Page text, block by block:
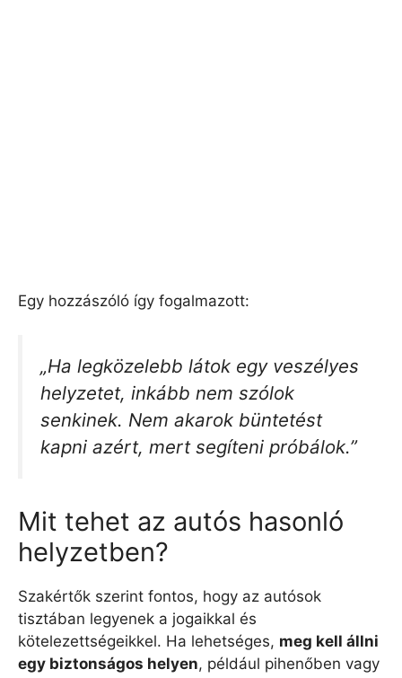
Egy hozzászóló így fogalmazott:
„Ha legközelebb látok egy veszélyes
helyzetet, inkább nem szólok
senkinek. Nem akarok büntetést
kapni azért, mert segíteni próbálok.”
Mit tehet az autós hasonló
helyzetben?
Szakértők szerint fontos, hogy az autósok
tisztában legyenek a jogaikkal és
kötelezettségeikkel. Ha lehetséges, meg kell állni
egy biztonságos helyen, például pihenőben vagy